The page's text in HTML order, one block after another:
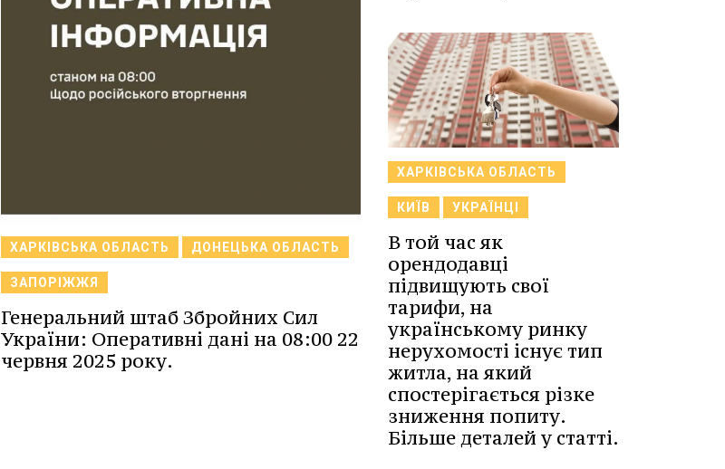
ХАРКІВСЬКА ОБЛАСТЬ ДОНЕЦЬКА ОБЛАСТЬ
ЗАПОРІЖЖЯ
Генеральний штаб Збройних Сил
України: Оперативні дані на 08:00 22
червня 2025 року.
ХАРКІВСЬКА ОБЛАСТЬ
КИЇВ УКРАЇНЦІ
В той час як
орендодавці
підвищують свої
тарифи, на
українському ринку
нерухомості існує тип
житла, на який
спостерігається різке
зниження попиту.
Більше деталей у статті.